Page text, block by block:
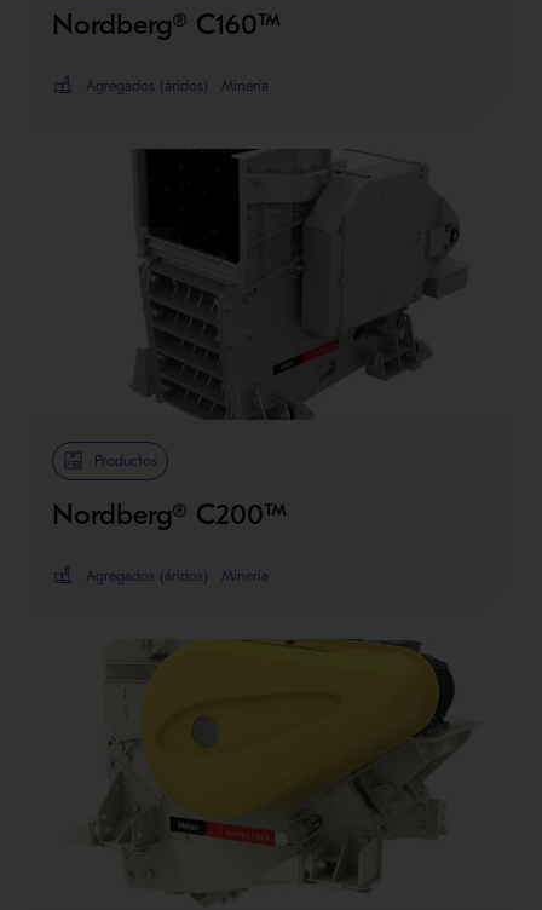
Nordberg® C160™
Agregados (áridos) Minería
Productos
Nordberg® C200™
Agregados (áridos) Minería